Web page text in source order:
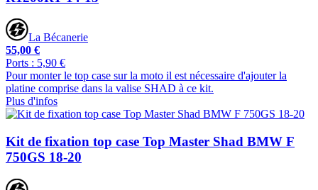
La Bécanerie
55,00 €
Ports : 5,90 €
Pour monter le top case sur la moto il est nécessaire d'ajouter la
platine comprise dans la valise SHAD à ce kit.
Plus d'infos
Kit de fixation top case Top Master Shad BMW F
750GS 18-20